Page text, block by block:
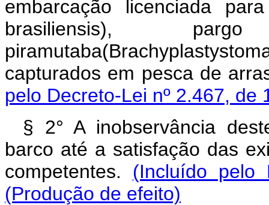
embarcação licenciada
brasiliensis),
capturados em pesca de
pelo Decreto-Lei nº 2.467, de
§ 2° A inobservância
barco até a satisfação das
competentes. (Incluído pelo
(Produção de efeito)